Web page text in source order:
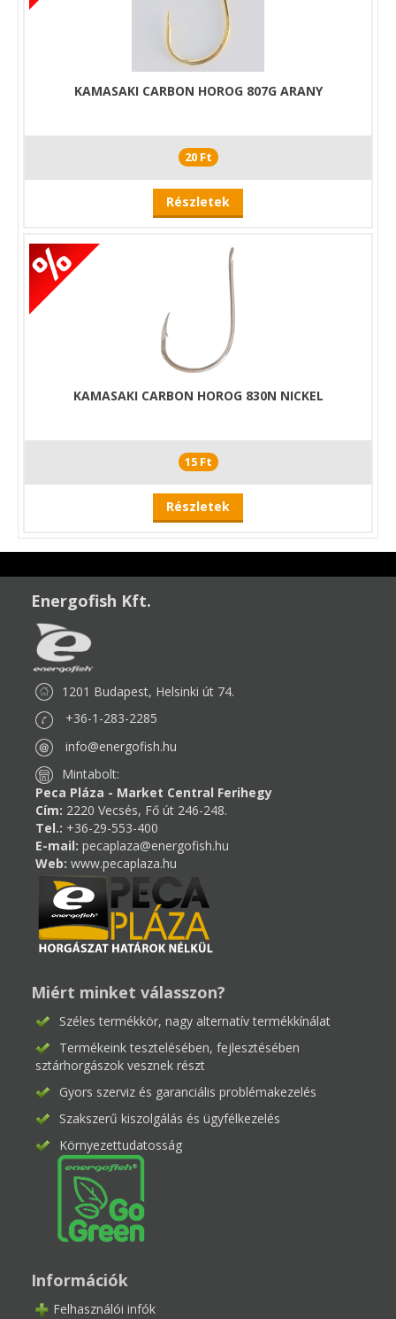
KAMASAKI CARBON HOROG 807G ARANY
20 Ft
Részletek
KAMASAKI CARBON HOROG 830N NICKEL
15 Ft
Részletek
Energofish Kft.
1201 Budapest, Helsinki út 74.
+36-1-283-2285
info@energofish.hu
Mintabolt:
Peca Pláza - Market Central Ferihegy
Cím: 2220 Vecsés, Fő út 246-248.
Tel.: +36-29-553-400
E-mail: pecaplaza@energofish.hu
Web: www.pecaplaza.hu
Miért minket válasszon?
Széles termékkör, nagy alternatív termékkínálat
Termékeink tesztelésében, fejlesztésében
sztárhorgászok vesznek részt
Gyors szerviz és garanciális problémakezelés
Szakszerű kiszolgálás és ügyfélkezelés
Környezettudatosság
Információk
Felhasználói infók